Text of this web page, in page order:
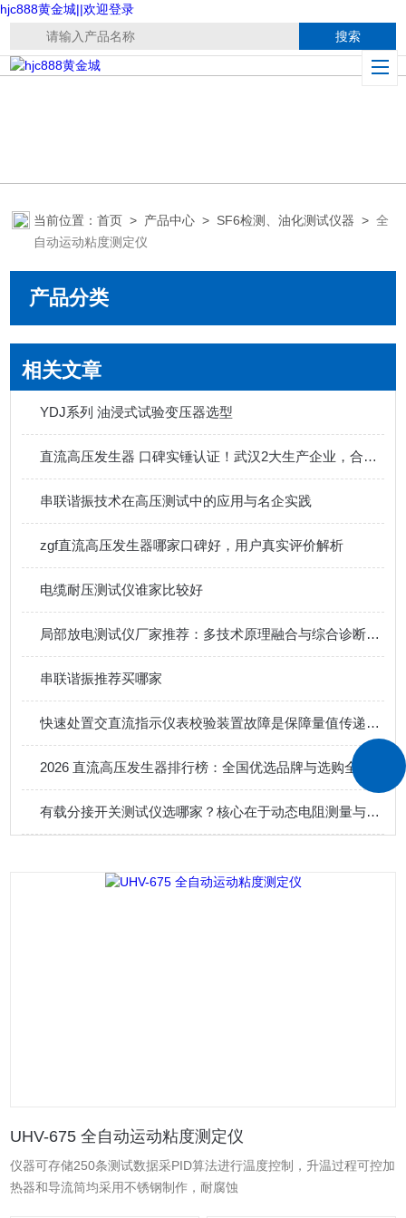
hjc888黄金城||欢迎登录
当前位置：首页 > 产品中心 > SF6检测、油化测试仪器 >全
自动运动粘度测定仪
产品分类
相关文章
YDJ系列 油浸式试验变压器选型
直流高压发生器 口碑实锤认证！武汉2大生产企业，合作客户好评源源不断！
串联谐振技术在高压测试中的应用与名企实践
zgf直流高压发生器哪家口碑好，用户真实评价解析
电缆耐压测试仪谁家比较好
局部放电测试仪厂家推荐：多技术原理融合与综合诊断系统解析
串联谐振推荐买哪家
快速处置交直流指示仪表校验装置故障是保障量值传递准确性的关键
有载分接开关测试仪选哪家？核心在于动态电阻测量与切换过程深度分析
UHV-675 全自动运动粘度测定仪
仪器可存储250条测试数据采PID算法进行温度控制，升温过程可控加
热器和导流筒均采用不锈钢制作，耐腐蚀